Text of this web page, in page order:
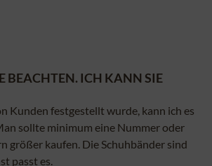
BEACHTEN. ICH KANN SIE E
Kunden festgestellt wurde, kann ich es
sollte minimum eine Nummer oder
größer kaufen. Die Schuhbänder sind
passt es.